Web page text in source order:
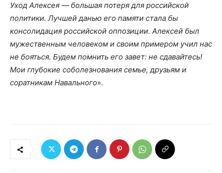
Уход Алексея — большая потеря для российской
политики. Лучшей данью его памяти стала бы
консолидация российской оппозиции. Алексей был
мужественным человеком и своим примером учил нас
не бояться. Будем помнить его завет: не сдавайтесь!
Мои глубокие соболезнования семье, друзьям и
соратникам Навального».